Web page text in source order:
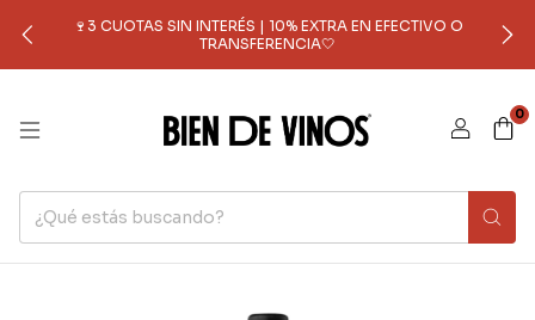
🍷3 CUOTAS SIN INTERÉS | 10% EXTRA EN EFECTIVO O
TRANSFERENCIA🤍
0